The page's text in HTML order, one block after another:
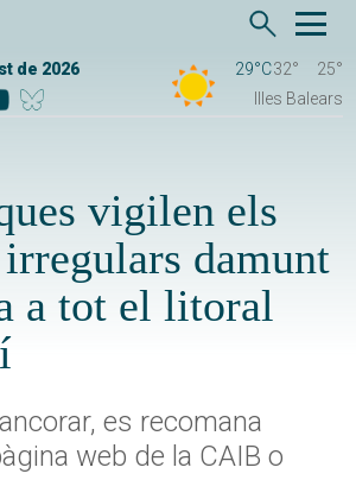
de 2026 29°C32°
25°
Illes Balears
vigilen els
damunt
a tot el litoral
es recomana
web de la CAIB o